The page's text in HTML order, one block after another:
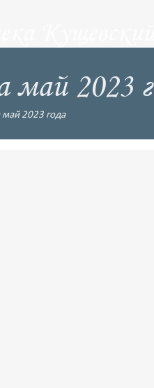
2023
2023 года